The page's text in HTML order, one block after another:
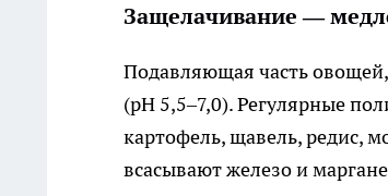
Защелачивание —
Подавляющая часть
(pH 5,5–7,0). Регулярные
картофель, щавель, редис,
всасывают железо и